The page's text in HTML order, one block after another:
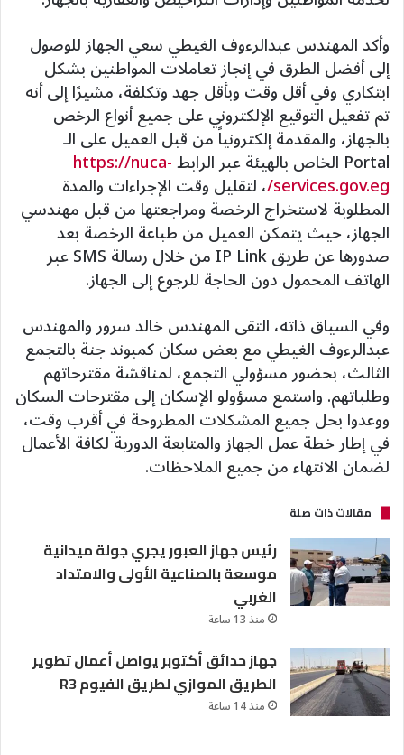
وأكد المهندس عبدالرءوف الغيطي سعي الجهاز للوصول
إلى أفضل الطرق في إنجاز تعاملات المواطنين بشكل
ابتكاري وفي أقل وقت وبأقل جهد وتكلفة، مشيرًا إلى أنه
تم تفعيل التوقيع الإلكتروني على جميع أنواع الرخص
بالجهاز، والمقدمة إلكترونياً من قبل العميل على الـ
Portal الخاص بالهيئة عبر الرابط https://nuca-
services.gov.eg/ ، لتقليل وقت الإجراءات والمدة
المطلوبة لاستخراج الرخصة ومراجعتها من قبل مهندسي
الجهاز، حيث يتمكن العميل من طباعة الرخصة بعد
صدورها عن طريق IP Link من خلال رسالة SMS عبر
الهاتف المحمول دون الحاجة للرجوع إلى الجهاز.
وفي السياق ذاته، التقى المهندس خالد سرور والمهندس
عبدالرءوف الغيطي مع بعض سكان كمبوند جنة بالتجمع
الثالث، بحضور مسؤولي التجمع، لمناقشة مقترحاتهم
وطلباتهم. واستمع مسؤولو الإسكان إلى مقترحات السكان
ووعدوا بحل جميع المشكلات المطروحة في أقرب وقت،
في إطار خطة عمل الجهاز والمتابعة الدورية لكافة الأعمال
لضمان الانتهاء من جميع الملاحظات.
مقالات ذات صلة
رئيس جهاز العبور يجري جولة ميدانية
موسعة بالصناعية الأولى والامتداد
الغربي
منذ 13 ساعة
جهاز حدائق أكتوبر يواصل أعمال تطوير
الطريق الموازي لطريق الفيوم R3
منذ 14 ساعة